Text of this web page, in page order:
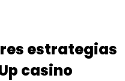
estrategias
casino